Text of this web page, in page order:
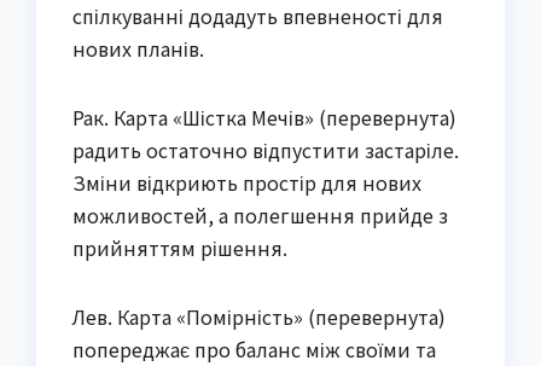
спілкуванні додадуть впевненості для
нових планів.
Рак. Карта «Шістка Мечів» (перевернута)
радить остаточно відпустити застаріле.
Зміни відкриють простір для нових
можливостей, а полегшення прийде з
прийняттям рішення.
Лев. Карта «Помірність» (перевернута)
попереджає про баланс між своїми та